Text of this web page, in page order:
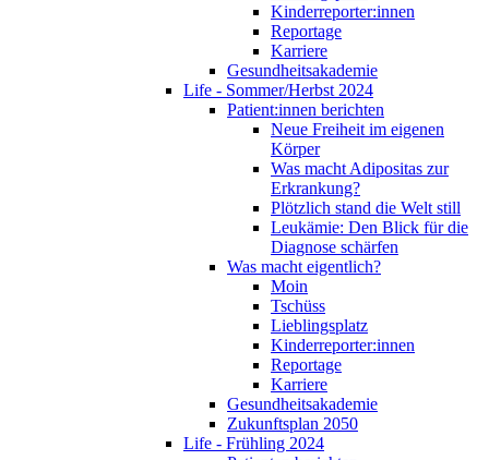
Kinderreporter:innen
Reportage
Karriere
Gesundheitsakademie
Life - Sommer/Herbst 2024
Patient:innen berichten
Neue Freiheit im eigenen
Körper
Was macht Adipositas zur
Erkrankung?
Plötzlich stand die Welt still
Leukämie: Den Blick für die
Diagnose schärfen
Was macht eigentlich?
Moin
Tschüss
Lieblingsplatz
Kinderreporter:innen
Reportage
Karriere
Gesundheitsakademie
Zukunftsplan 2050
Life - Frühling 2024